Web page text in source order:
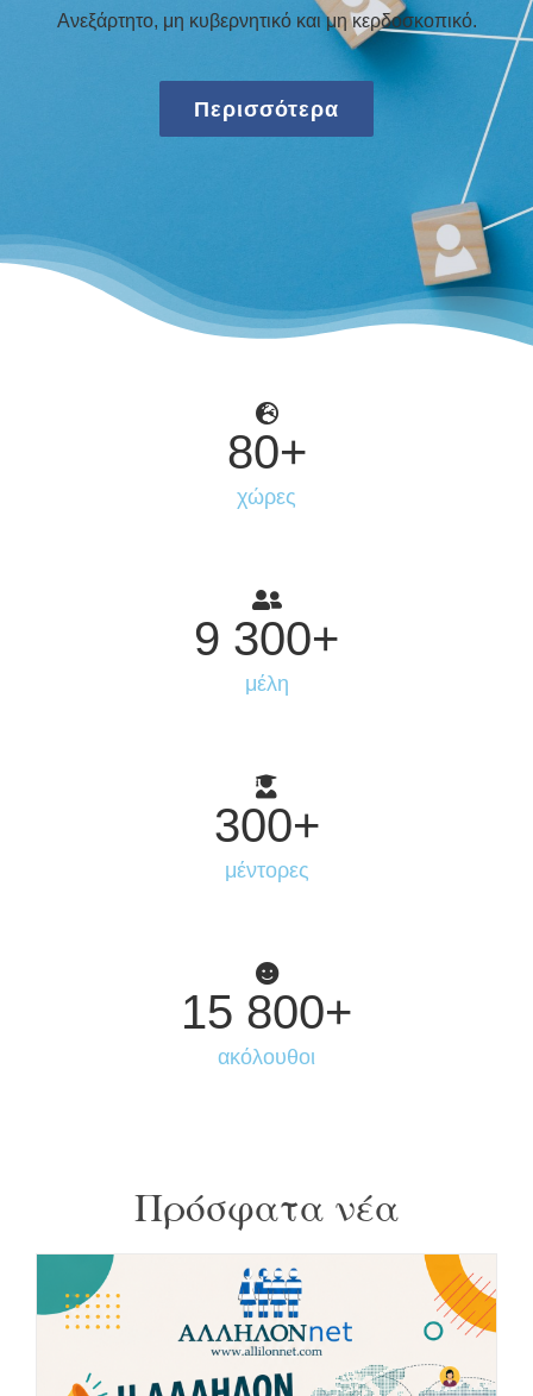
Ανεξάρτητο, μη κυβερνητικό και μη κερδοσκοπικό.
Περισσότερα
80+
χώρες
9 300+
μέλη
300+
μέντορες
15 800+
ακόλουθοι
Πρόσφατα νέα